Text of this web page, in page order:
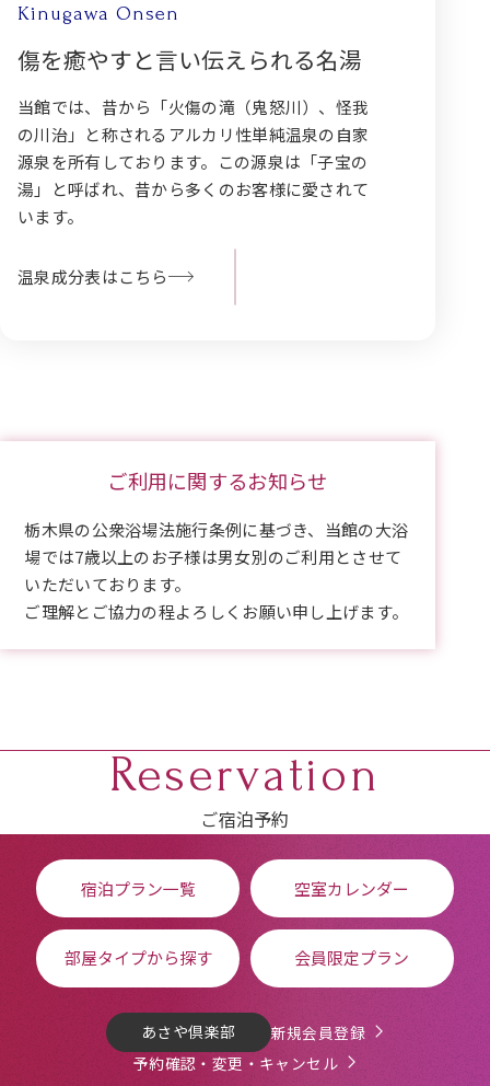
Kinugawa Onsen
傷を癒やすと言い伝えられる名湯
当館では、昔から「火傷の滝（鬼怒川）、怪我
の川治」と称されるアルカリ性単純温泉の自家
源泉を所有しております。この源泉は「子宝の
湯」と呼ばれ、昔から多くのお客様に愛されて
います。
温泉成分表はこちら
ご利用に関するお知らせ
栃木県の公衆浴場法施行条例に基づき、当館の大浴
場では7歳以上のお子様は男女別のご利用とさせて
いただいております。
ご理解とご協力の程よろしくお願い申し上げます。
Reservation
ご宿泊予約
宿泊プラン一覧 空室カレンダー
部屋タイプから探す 会員限定プラン
あさや倶楽部
新規会員登録
予約確認・変更・キャンセル